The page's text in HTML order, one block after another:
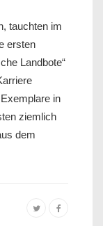
tauchten im
ersten
Landbote“
in
ziemlich
dem